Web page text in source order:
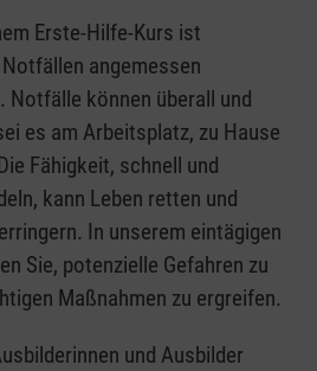
Erste-Hilfe-Kurs ist
angemessen
Notfälle können überall und
es am Arbeitsplatz, zu Hause
Fähigkeit, schnell und
kann Leben retten und
In unserem eintägigen
Sie, potenzielle Gefahren zu
Maßnahmen zu ergreifen.
und Ausbilder